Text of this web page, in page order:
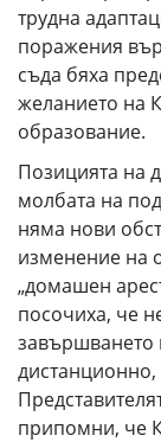
трудна
поражения
съда бяха
желанието на
образование.
Позицията на
молбата на
няма нови
изменение на
„домашен
посочиха, че
завършването
дистанционно,
припомни, че